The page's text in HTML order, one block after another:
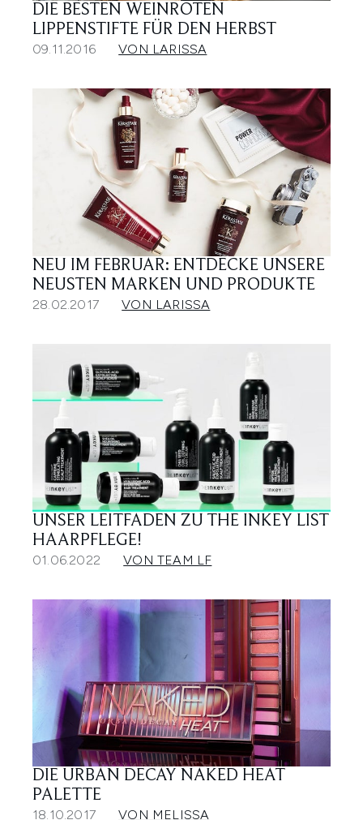
DIE BESTEN WEINROTEN
LIPPENSTIFTE FÜR DEN HERBST
09.11.2016 VON LARISSA
NEU IM FEBRUAR: ENTDECKE UNSERE
NEUSTEN MARKEN UND PRODUKTE
28.02.2017 VON LARISSA
UNSER LEITFADEN ZU THE INKEY LIST
HAARPFLEGE!
01.06.2022 VON TEAM LF
DIE URBAN DECAY NAKED HEAT
PALETTE
18.10.2017 VON MELISSA